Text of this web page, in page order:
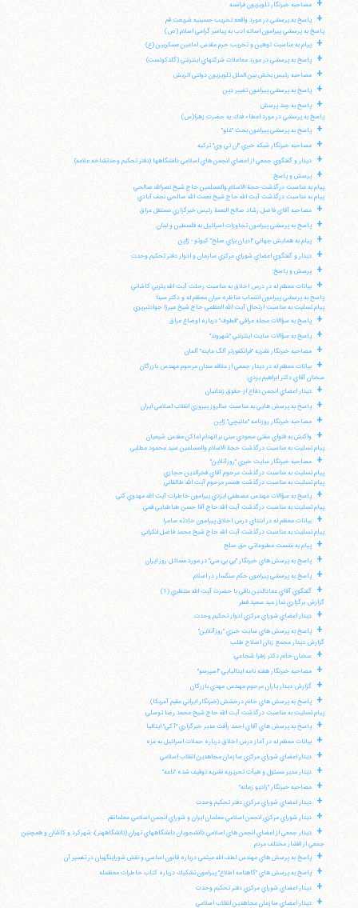
+ مصاحبه خبرنگار تلويزيون فرانسه
+
پاسخ به پرسشي در مورد واقعه تخريب حسينيه شريعت قم
پاسخ به پرسشي پيرامون اسائه ادب به پيامبر گرامي اسلام (ص)
+ پيام به مناسبت توهين و تخريب حرم مقدس امامين عسكريين (ع)
+ پاسخ به پرسشي در مورد معاملات شركتهاي اينترنتي (گلدكوئست)
+ مصاحبه رئيس بخش بين الملل تلويزيون دولتي اتريش
+ پاسخ به پرسشي پيرامون تغيير دين
+
پاسخ به چند پرسش
پاسخ به پرسشي در مورد اعطاء فدك به حضرت زهرا(س)
+ پاسخ به پرسشي پيرامون بحث "غلو"
+ مصاحبه خبرنگار شبكه خبري "ان تي وي" تركيه
+ ديدار و گفتگوي جمعي از اعضاي انجمن هاي اسلامي دانشگاهها (دفتر تحكيم وحدتشاخه علامه)
+
پرسش و پاسخ:
پيام به مناسبت درگذشت حجة الاسلام والمسلمين حاج شيخ نصرالله صالحي
پيام به مناسبت درگذشت آيت الله حاج شيخ نعمت الله صالحي نجف آبادي
+ مصاحبه آقاي فاضل رشاد صالح النعمة رئيس خبرگزاري مستقل عراق
+ پاسخ به پرسشي پيرامون تجاوزات اسرائيل به فلسطين و لبنان
+ پيام به همايش جهاني "اديان براي صلح" كيوتو - ژاپن
+ ديدار و گفتگوي اعضاي شوراي مركزي سازمان و ادوار دفتر تحكيم وحدت
+ پرسش و پاسخ:
+
بيانات معظم له در درس اخلاق به مناسبت رحلت آيت الله يثربي كاشاني
پاسخ به پرسشي پيرامون انتساب مناظره ميان معظم له و دكتر سينا
پيام تسليت به مناسبت ارتحال آيت الله العظمي حاج شيخ ميرزا جوادتبريزي
+ پاسخ به سؤالات مجله عراقي "قطوف" درباره اوضاع عراق
+ پاسخ به سؤالات سايت اينترنتي "شهروند"
+ مصاحبه خبرنگار نشريه "فرانكفورتر آلگ ماينه" آلمان
+
بيانات معظم له در ديدار جمعي از علاقه مندان مرحوم مهندس بازرگان
سخنان آقاي دكتر ابراهيم يزدي:
+ ديدار اعضاي انجمن دفاع از حقوق زندانيان
+ پاسخ به پرسش هايي به مناسبت سالروز پيروزي انقلاب اسلامي ايران
+ مصاحبه خبرنگار روزنامه "مانيچي" ژاپن
+
واكنش به فتواي مفتي سعودي مبني بر انهدام اماكن مقدس شيعيان
پيام تسليت به مناسبت درگذشت حجة الاسلام والمسلمين سيد محمود مطلبي
+
مصاحبه خبرنگار سايت خبري "روزآنلاين"
پيام تسليت به مناسبت درگذشت مرحوم آقاي فخرالدين حجازي
پيام تسليت به مناسبت درگذشت همسر مرحوم آيت الله طالقاني
+
پاسخ به سؤالات مهندس مصطفي ايزدي پيرامون خاطرات آيت الله مهدوي كني
پيام تسليت به مناسبت درگذشت آيت الله حاج آقا حسن طباطبايي قمي
+
بيانات معظم له در ابتداي درس اخلاق پيرامون حادثه سامرا
پيام تسليت به مناسبت درگذشت آيت الله حاج شيخ محمد فاضل لنكراني
+ پيام به نشست مطبوعاتي حق صلح
+ پاسخ به پرسش هاي خبرنگار "بي بي سي" در مورد مسائل روز ايران
+ پاسخ به پرسشي پيرامون حكم سنگسار در اسلام
+
گفتگوي آقاي عمادالدين باقي با حضرت آيت الله منتظري (1)
گزارش برگزاري نماز عيد سعيد فطر
+ ديدار اعضاي شوراي مركزي ادوار تحكيم وحدت
+
پاسخ به پرسش هاي سايت خبري "روزآنلاين"
گزارش ديدار مجمع زنان اصلاح طلب
+ سخنان خانم دكتر زهرا شجاعي:
+ مصاحبه خبرنگار هفته نامه ايتاليايي "اسپرسو"
+ گزارش ديدار ياران مرحوم مهندس مهدي بازرگان
+
پاسخ به پرسش هاي خانم درخشش (خبرنگار ايراني مقيم آمريكا)
پيام تسليت به مناسبت درگذشت آيت الله حاج شيخ محمد رضا توسلي
+ پاسخ به پرسش هاي آقاي احمد رأفت مدير خبرگزاري "آكي" ايتاليا
+ بيانات معظم له در آغاز درس اخلاق درباره حملات اسرائيل به غزه
+ ديدار اعضاي شوراي مركزي سازمان مجاهدين انقلاب اسلامي
+ ديدار مدير مسئول و هيأت تحريريه نشريه توقيف شده "نامه"
+ مصاحبه خبرنگار "راديو زمانه"
+ ديدار اعضاي شوراي مركزي دفتر تحكيم وحدت
+ ديدار شوراي مركزي انجمن اسلامي معلمان ايران و شوراي انجمن اسلامي معلمانقم
+
ديدار جمعي از اعضاي انجمن هاي اسلامي دانشجويان دانشگاههاي تهران (دانشگاههنر)، شهركرد و كاشان و همچنين
جمعي از اقشار مختلف مردم
+ پاسخ به پرسش هاي مهندس لطف الله ميثمي درباره قانون اساسي و نقش شوراينگهبان در تفسير آن
+ پاسخ به پرسش هاي "گاهنامه اطلاع" پيرامون تشكيك درباره كتاب خاطرات معظمله
+ ديدار اعضاي شوراي مركزي دفتر تحكيم وحدت
+ ديدار اعضاي سازمان مجاهدين انقلاب اسلامي